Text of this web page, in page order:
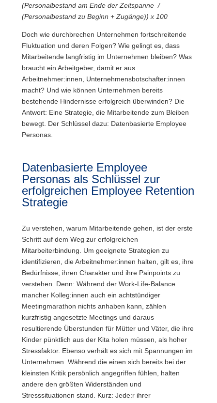
(Personalbestand am Ende der Zeitspanne /
(Personalbestand zu Beginn + Zugänge)) x 100
Doch wie durchbrechen Unternehmen fortschreitende
Fluktuation und deren Folgen? Wie gelingt es, dass
Mitarbeitende langfristig im Unternehmen bleiben? Was
braucht ein Arbeitgeber, damit er aus
Arbeitnehmer:innen, Unternehmensbotschafter:innen
macht? Und wie können Unternehmen bereits
bestehende Hindernisse erfolgreich überwinden? Die
Antwort: Eine Strategie, die Mitarbeitende zum Bleiben
bewegt. Der Schlüssel dazu: Datenbasierte Employee
Personas.
Datenbasierte Employee
Personas als Schlüssel zur
erfolgreichen Employee Retention
Strategie
Zu verstehen, warum Mitarbeitende gehen, ist der erste
Schritt auf dem Weg zur erfolgreichen
Mitarbeiterbindung. Um geeignete Strategien zu
identifizieren, die Arbeitnehmer:innen halten, gilt es, ihre
Bedürfnisse, ihren Charakter und ihre Painpoints zu
verstehen. Denn: Während der Work-Life-Balance
mancher Kolleg:innen auch ein achtstündiger
Meetingmarathon nichts anhaben kann, zählen
kurzfristig angesetzte Meetings und daraus
resultierende Überstunden für Mütter und Väter, die ihre
Kinder pünktlich aus der Kita holen müssen, als hoher
Stressfaktor. Ebenso verhält es sich mit Spannungen im
Unternehmen. Während die einen sich bereits bei der
kleinsten Kritik persönlich angegriffen fühlen, halten
andere den größten Widerständen und
Stresssituationen stand. Kurz: Jede:r ihrer